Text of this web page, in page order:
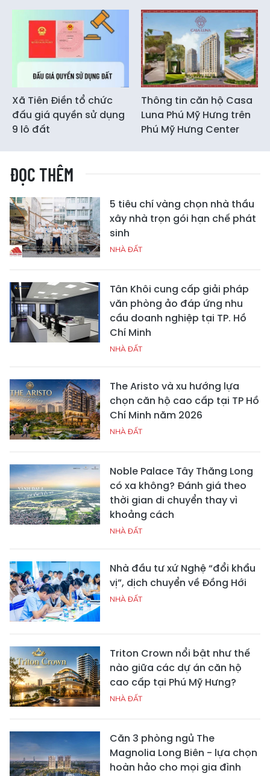
Xã Tiên Điền tổ chức
đấu giá quyền sử dụng
9 lô đất
Thông tin căn hộ Casa
Luna Phú Mỹ Hưng trên
Phú Mỹ Hưng Center
ĐỌC THÊM
5 tiêu chí vàng chọn nhà thầu
xây nhà trọn gói hạn chế phát
sinh
NHÀ ĐẤT
Tân Khôi cung cấp giải pháp
văn phòng ảo đáp ứng nhu
cầu doanh nghiệp tại TP. Hồ
Chí Minh
NHÀ ĐẤT
The Aristo và xu hướng lựa
chọn căn hộ cao cấp tại TP Hồ
Chí Minh năm 2026
NHÀ ĐẤT
Noble Palace Tây Thăng Long
có xa không? Đánh giá theo
thời gian di chuyển thay vì
khoảng cách
NHÀ ĐẤT
Nhà đầu tư xứ Nghệ “đổi khẩu
vị”, dịch chuyển về Đồng Hới
NHÀ ĐẤT
Triton Crown nổi bật như thế
nào giữa các dự án căn hộ
cao cấp tại Phú Mỹ Hưng?
NHÀ ĐẤT
Căn 3 phòng ngủ The
Magnolia Long Biên - lựa chọn
hoàn hảo cho mọi gia đình